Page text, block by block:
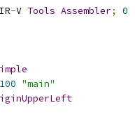
-V Tools Assembler;
0
100 "main"